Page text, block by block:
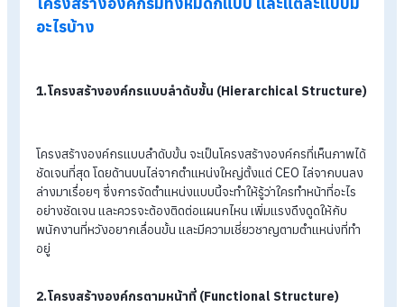
ก็ถือว่ามีความหลากหลายมากว่าจะเป็นแบบไหน ซึ่งของการเกิด
โครงสร้างองค์กรแต่ละแบบจะเกี่ยวเนื่องกับการทำงานเป็นทีม
วัฒนธรรมขององค์กร จำนวนพนักงาน และบริษัททำกิจการเกี่ยว
อะไร ในจุดนี้ถือว่ามีความสำคัญเป็นอย่างยิ่งถ้าเราเลือกโครงสร้า
ถูกต้อง เพราะจะช่วยเพิ่มศักยภาพในการทำงาน และทำให้ธุรกิจ